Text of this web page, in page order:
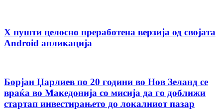
X пушти целосно преработена верзија од својата
Android апликација
Борјан Џарлиев по 20 години во Нов Зеланд се
враќа во Македонија со мисија да го доближи
стартап инвестирањето до локалниот пазар